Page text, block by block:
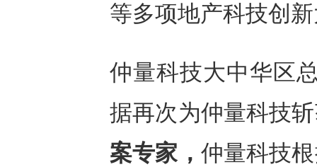
等多项地产科技创
仲量科技大中华区
据再次为仲量科技
案专家， 仲量科技